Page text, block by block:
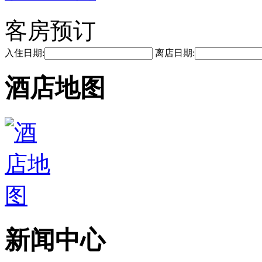
客房预订
入住日期: 离店日期:
酒店地图
新闻中心